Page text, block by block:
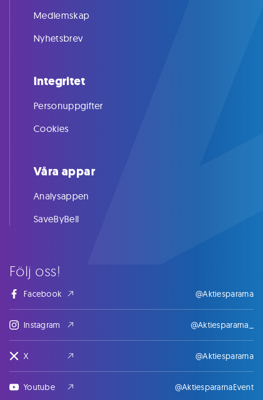
Följ oss!
Facebook @Aktiespararna
Instagram @Aktiespararna_
X @Aktiespararna
Youtube @AktiespararnaEvent
Medlemskap
Nyhetsbrev
Integritet
Personuppgifter
Cookies
Våra appar
Analysappen
SaveByBell